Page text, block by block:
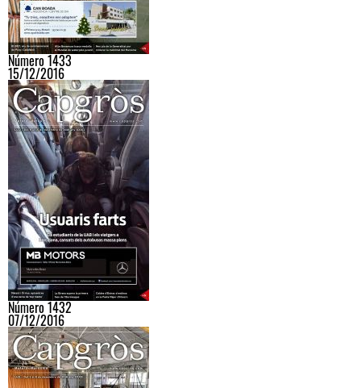
Número 1433
15/12/2016
Número 1432
07/12/2016